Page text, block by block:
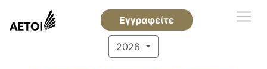
Εγγραφείτε
2026